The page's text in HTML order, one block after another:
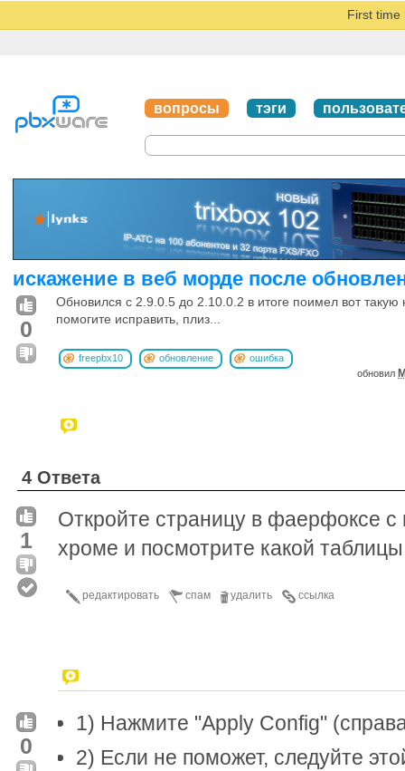
First time
вопросы тэги
искажение в веб морде после
0
Обновился с 2.9.0.5 до 2.10.0.2 в итоге поимел вот такую
помогите исправить, плиз...
freepbx10 обновление
ошибка
обновил
4 Ответа
1
Откройте страницу в фаерфоксе с
хроме и посмотрите какой
ссылка
удалить
спам
редактировать
0
1) Нажмите "Apply Config"
2) Если не поможет, следуйте